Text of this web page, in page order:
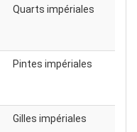
Quarts impériales
Pintes impériales
Gilles impériales